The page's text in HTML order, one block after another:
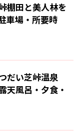
棚田と美人林を
車場・所要時
だい芝峠温泉
天風呂・夕食・